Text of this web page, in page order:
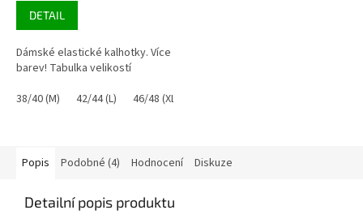
DETAIL
Dámské elastické kalhotky. Více
barev! Tabulka velikostí
38/40 (M)
42/44 (L) 46/48 (XL)
Popis Podobné (4) Hodnocení Diskuze
Detailní popis produktu